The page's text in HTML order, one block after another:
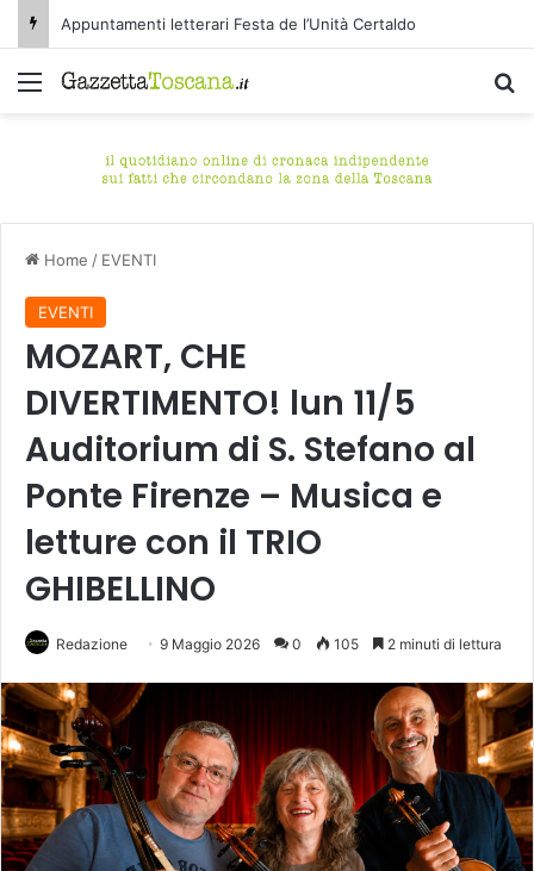
Appuntamenti letterari Festa de l’Unità Certaldo
Menu
Home / EVENTI
EVENTI
MOZART, CHE
DIVERTIMENTO! lun 11/5
Auditorium di S. Stefano al
Ponte Firenze – Musica e
letture con il TRIO
GHIBELLINO
Redazione 9 Maggio 2026 0 105 2 minuti di lettura